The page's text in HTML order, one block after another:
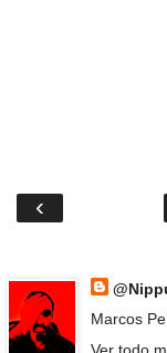
‹
Marcos
Ver todo